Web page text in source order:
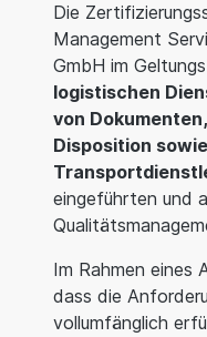
Die
Management
GmbH im
logistischen
von
Disposition sowie
eingeführten und
Im Rahmen eines
dass die
vollumfänglich